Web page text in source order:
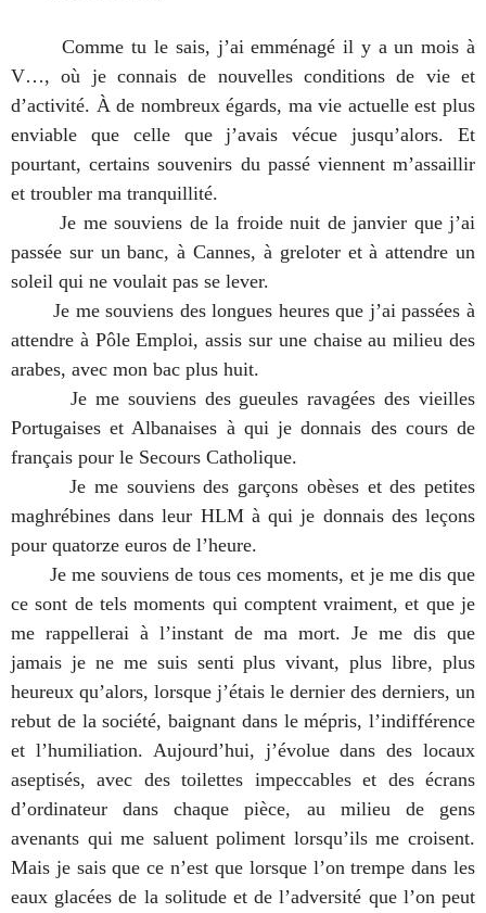
Comme tu le sais, j’ai emménagé il y a un mois à
V…, où je connais de nouvelles conditions de vie et
d’activité. À de nombreux égards, ma vie actuelle est plus
enviable que celle que j’avais vécue jusqu’alors. Et
pourtant, certains souvenirs du passé viennent m’assaillir
et troubler ma tranquillité.
Je me souviens de la froide nuit de janvier que j’ai
passée sur un banc, à Cannes, à greloter et à attendre un
soleil qui ne voulait pas se lever.
Je me souviens des longues heures que j’ai passées à
attendre à Pôle Emploi, assis sur une chaise au milieu des
arabes, avec mon bac plus huit.
Je me souviens des gueules ravagées des vieilles
Portugaises et Albanaises à qui je donnais des cours de
français pour le Secours Catholique.
Je me souviens des garçons obèses et des petites
maghrébines dans leur HLM à qui je donnais des leçons
pour quatorze euros de l’heure.
Je me souviens de tous ces moments, et je me dis que
ce sont de tels moments qui comptent vraiment, et que je
me rappellerai à l’instant de ma mort. Je me dis que
jamais je ne me suis senti plus vivant, plus libre, plus
heureux qu’alors, lorsque j’étais le dernier des derniers, un
rebut de la société, baignant dans le mépris, l’indifférence
et l’humiliation. Aujourd’hui, j’évolue dans des locaux
aseptisés, avec des toilettes impeccables et des écrans
d’ordinateur dans chaque pièce, au milieu de gens
avenants qui me saluent poliment lorsqu’ils me croisent.
Mais je sais que ce n’est que lorsque l’on trempe dans les
eaux glacées de la solitude et de l’adversité que l’on peut